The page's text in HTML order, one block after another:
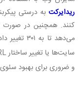
ریدایرکت به درستی
می‌دهد تا به ۳۰۱ تغییر داده شود
سایت‌ها یا تغییر ساختارURL
و ضروری برای بهبود